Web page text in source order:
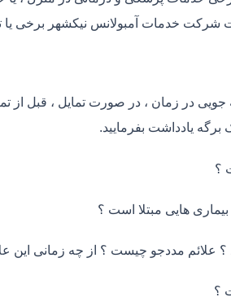
خدمات آمبولانس نیکشهر برخی یا
در زمان ، در صورت تمایل ، قبل
برگه یادداشت بفرمایید.
؟
بیماری هایی مبتلا است ؟
؟ علائم مددجو چیست ؟ از چه زمانی این
؟